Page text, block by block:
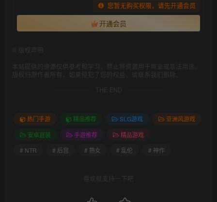
您暂无购买权限，请先开通会员
开通会员
版权声明
本站提供的资源仅供参考和学习，禁止将资源用于商业或非法用途。
版权归原作者所有，如果侵犯了您的权益，请联系我们删除。
THE END
热门手游 精品推荐 SLG游戏
亚洲风游戏
安卓直装
手游推荐
精品游戏
# NTR
# 后宫 # 熟女 # 乱伦 # 神作
喜欢就支持一下吧